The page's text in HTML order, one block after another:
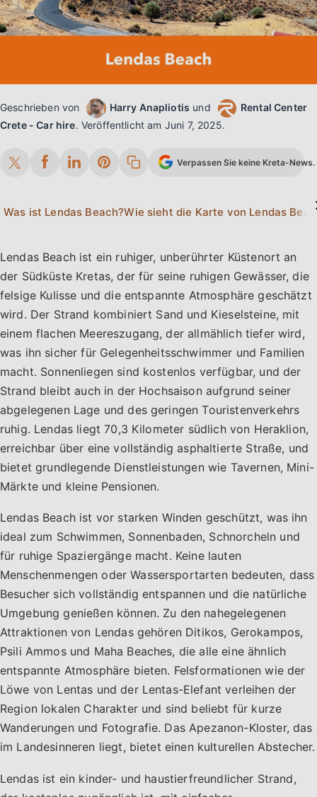
Geschrieben von Harry Anapliotis und
Rental Center
Crete - Car hire. Veröffentlicht am Juni 7, 2025.
Verpassen Sie keine Kreta-
Was ist Lendas Beach?
Lendas Beach ist ein ruhiger, unberührter Küstenort an
der Südküste Kretas, der für seine ruhigen Gewässer, die
felsige Kulisse und die entspannte Atmosphäre geschätzt
wird. Der Strand kombiniert Sand und Kieselsteine, mit
einem flachen Meereszugang, der allmählich tiefer wird,
was ihn sicher für Gelegenheitsschwimmer und Familien
macht. Sonnenliegen sind kostenlos verfügbar, und der
Strand bleibt auch in der Hochsaison aufgrund seiner
abgelegenen Lage und des geringen Touristenverkehrs
ruhig. Lendas liegt 70,3 Kilometer südlich von Heraklion,
erreichbar über eine vollständig asphaltierte Straße, und
bietet grundlegende Dienstleistungen wie Tavernen, Mini-
Märkte und kleine Pensionen.
Lendas Beach ist vor starken Winden geschützt, was ihn
ideal zum Schwimmen, Sonnenbaden, Schnorcheln und
für ruhige Spaziergänge macht. Keine lauten
Menschenmengen oder Wassersportarten bedeuten, dass
Besucher sich vollständig entspannen und die natürliche
Umgebung genießen können. Zu den nahegelegenen
Attraktionen von Lendas gehören Ditikos, Gerokampos,
Psili Ammos und Maha Beaches, die alle eine ähnlich
entspannte Atmosphäre bieten. Felsformationen wie der
Löwe von Lentas und der Lentas-Elefant verleihen der
Region lokalen Charakter und sind beliebt für kurze
Wanderungen und Fotografie. Das Apezanon-Kloster, das
im Landesinneren liegt, bietet einen kulturellen Abstecher.
Lendas ist ein kinder- und haustierfreundlicher Strand,